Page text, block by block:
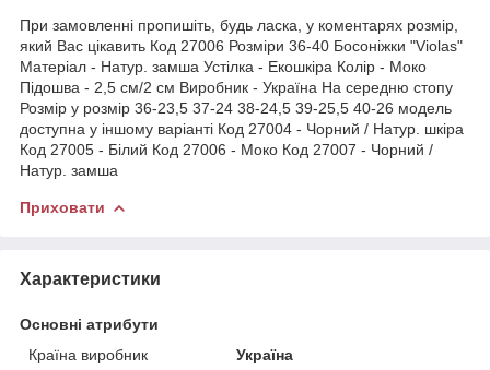
При замовленні пропишіть, будь ласка, у коментарях розмір,
який Вас цікавить Код 27006 Розміри 36-40 Босоніжки "Violas"
Матеріал - Натур. замша Устілка - Екошкіра Колір - Моко
Підошва - 2,5 см/2 см Виробник - Україна На середню стопу
Розмір у розмір 36-23,5 37-24 38-24,5 39-25,5 40-26 модель
доступна у іншому варіанті Код 27004 - Чорний / Натур. шкіра
Код 27005 - Білий Код 27006 - Моко Код 27007 - Чорний /
Натур. замша
Приховати
Характеристики
Основні атрибути
Країна виробник
Україна